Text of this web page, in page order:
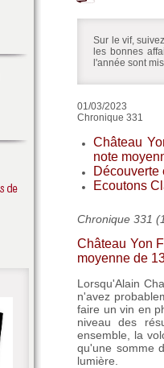
Sur le vif,
les bonnes
l'année sont
01/03/2023
Chronique 331
Château
note
Découverte
Ecoutons
Chronique 331
Château Yon
moyenne de
Lorsqu'Alain
n'avez
faire un vin en
niveau des
ensemble, la
qu'une somme
lumière.